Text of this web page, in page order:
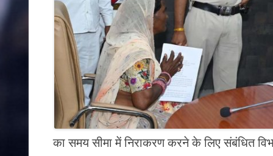
का समय सीमा में निराकरण करने के लिए संबंधित